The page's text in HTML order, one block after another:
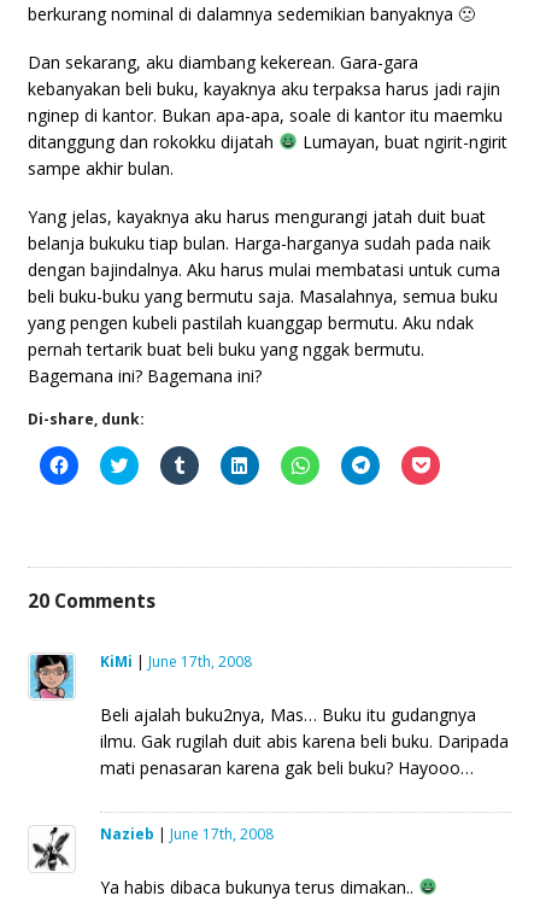
berkurang nominal di dalamnya sedemikian banyaknya 🙁
Dan sekarang, aku diambang kekerean. Gara-gara
kebanyakan beli buku, kayaknya aku terpaksa harus jadi rajin
nginep di kantor. Bukan apa-apa, soale di kantor itu maemku
ditanggung dan rokokku dijatah
Lumayan, buat ngirit-ngirit
sampe akhir bulan.
Yang jelas, kayaknya aku harus mengurangi jatah duit buat
belanja bukuku tiap bulan. Harga-harganya sudah pada naik
dengan bajindalnya. Aku harus mulai membatasi untuk cuma
beli buku-buku yang bermutu saja. Masalahnya, semua buku
yang pengen kubeli pastilah kuanggap bermutu. Aku ndak
pernah tertarik buat beli buku yang nggak bermutu.
Bagemana ini? Bagemana ini?
Di-share, dunk:
Click
to
new
Click
to
new
Click
to
new
Click
to
new
Click
to
new
Click
to
new
Click
to
new
20Comments
KiMi | June 17th, 2008
Beli ajalah buku2nya, Mas… Buku itu gudangnya
ilmu. Gak rugilah duit abis karena beli buku. Daripada
mati penasaran karena gak beli buku? Hayooo…
Nazieb | June 17th, 2008
Ya habis dibaca bukunya terus dimakan..